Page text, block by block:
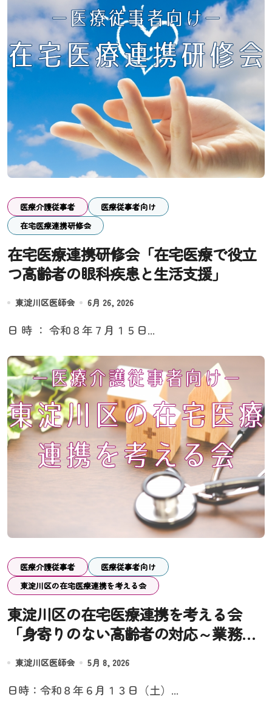
医療介護従事者
医療従事者向け
在宅医療連携研修会
在宅医療連携研修会「在宅医療で役立
つ高齢者の眼科疾患と生活支援」
東淀川区医師会 6月 26, 2026
日 時 ： 令和８年７月１５日...
医療介護従事者
医療従事者向け
東淀川区の在宅医療連携を考える会
東淀川区の在宅医療連携を考える会
「身寄りのない高齢者の対応～業務じ
ゃないことを頼まれて困っています
～」
東淀川区医師会 5月 8, 2026
日時：令和８年６月１３日（土）...